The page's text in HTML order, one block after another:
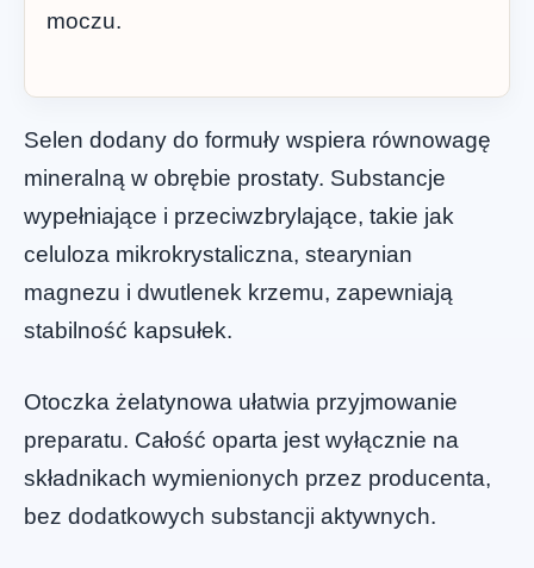
moczu.
Selen dodany do formuły wspiera równowagę
mineralną w obrębie prostaty. Substancje
wypełniające i przeciwzbrylające, takie jak
celuloza mikrokrystaliczna, stearynian
magnezu i dwutlenek krzemu, zapewniają
stabilność kapsułek.
Otoczka żelatynowa ułatwia przyjmowanie
preparatu. Całość oparta jest wyłącznie na
składnikach wymienionych przez producenta,
bez dodatkowych substancji aktywnych.